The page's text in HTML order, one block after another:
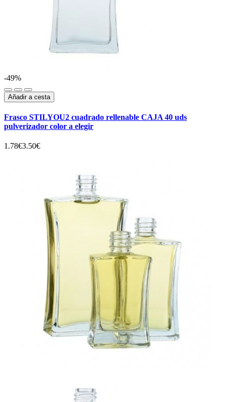
-49%
Añadir a cesta
Frasco STILYOU2 cuadrado rellenable CAJA 40 uds
pulverizador color a elegir
1.78€3.50€